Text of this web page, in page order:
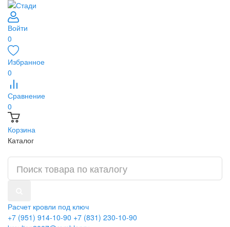
Войти
0
Избранное
0
Сравнение
0
Корзина
Каталог
Расчет кровли под ключ
+7 (951) 914-10-90 +7 (831) 230-10-90